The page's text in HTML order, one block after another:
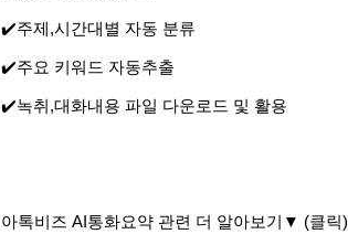
✔️주제,시간대별 자동 분류
✔️주요 키워드 자동추출
✔️녹취,대화내용 파일 다운로드 및 활용
아톡비즈 AI통화요약 관련 더 알아보기 ▼ (클릭)